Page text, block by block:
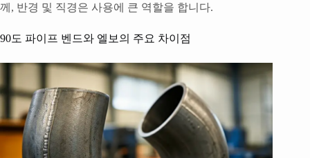
께, 반경 및 직경은 사용에 큰 역할을 합니다.
90도 파이프 벤드와 엘보의 주요 차이점